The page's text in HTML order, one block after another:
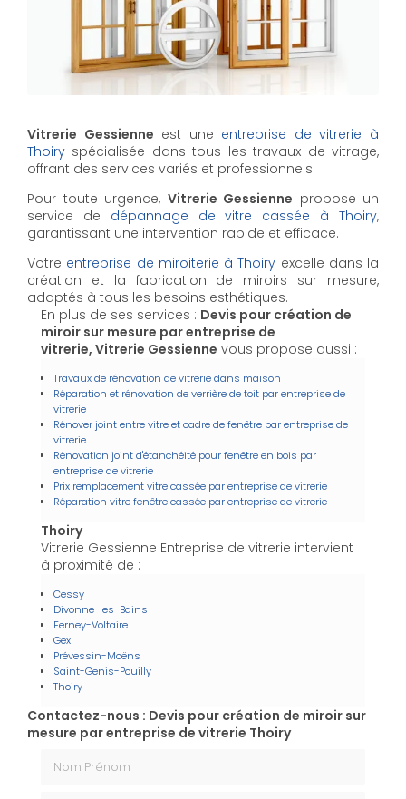
Vitrerie Gessienne est une entreprise de vitrerie à
Thoiry spécialisée dans tous les travaux de vitrage,
offrant des services variés et professionnels.
Pour toute urgence, Vitrerie Gessienne propose un
service de dépannage de vitre cassée à Thoiry,
garantissant une intervention rapide et efficace.
Votre entreprise de miroiterie à Thoiry excelle dans la
création et la fabrication de miroirs sur mesure,
adaptés à tous les besoins esthétiques.
En plus de ses services : Devis pour création de
miroir sur mesure par entreprise de
vitrerie, Vitrerie Gessienne vous propose aussi :
Travaux de rénovation de vitrerie dans maison
Réparation et rénovation de verrière de toit par entreprise de
vitrerie
Rénover joint entre vitre et cadre de fenêtre par entreprise de
vitrerie
Rénovation joint d'étanchéité pour fenêtre en bois par
entreprise de vitrerie
Prix remplacement vitre cassée par entreprise de vitrerie
Réparation vitre fenêtre cassée par entreprise de vitrerie
Thoiry
Vitrerie Gessienne Entreprise de vitrerie intervient
à proximité de :
Cessy
Divonne-les-Bains
Ferney-Voltaire
Gex
Prévessin-Moëns
Saint-Genis-Pouilly
Thoiry
Contactez-nous : Devis pour création de miroir sur
mesure par entreprise de vitrerie Thoiry